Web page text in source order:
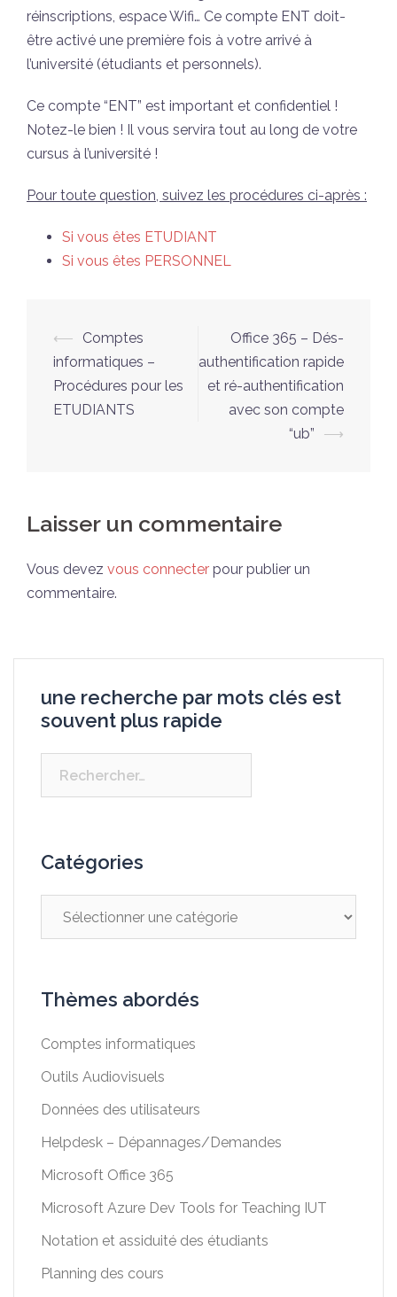
réinscriptions, espace Wifi… Ce compte ENT doit-
être activé une première fois à votre arrivé à
l’université (étudiants et personnels).
Ce compte “ENT” est important et confidentiel !
Notez-le bien ! Il vous servira tout au long de votre
cursus à l’université !
Pour toute question, suivez les procédures ci-après :
Si vous êtes ETUDIANT
Si vous êtes PERSONNEL
Navigation
d’article
⟵
Comptes
informatiques –
Procédures pour les
ETUDIANTS
Office 365 – Dés-
authentification rapide
et ré-authentification
avec son compte
“ub”
⟶
Laisser un commentaire
Vous devez vous connecter pour publier un
commentaire.
une recherche par mots clés est
souvent plus rapide
Catégories
Thèmes abordés
Comptes informatiques
Outils Audiovisuels
Données des utilisateurs
Helpdesk – Dépannages/Demandes
Microsoft Office 365
Microsoft Azure Dev Tools for Teaching IUT
Notation et assiduité des étudiants
Planning des cours